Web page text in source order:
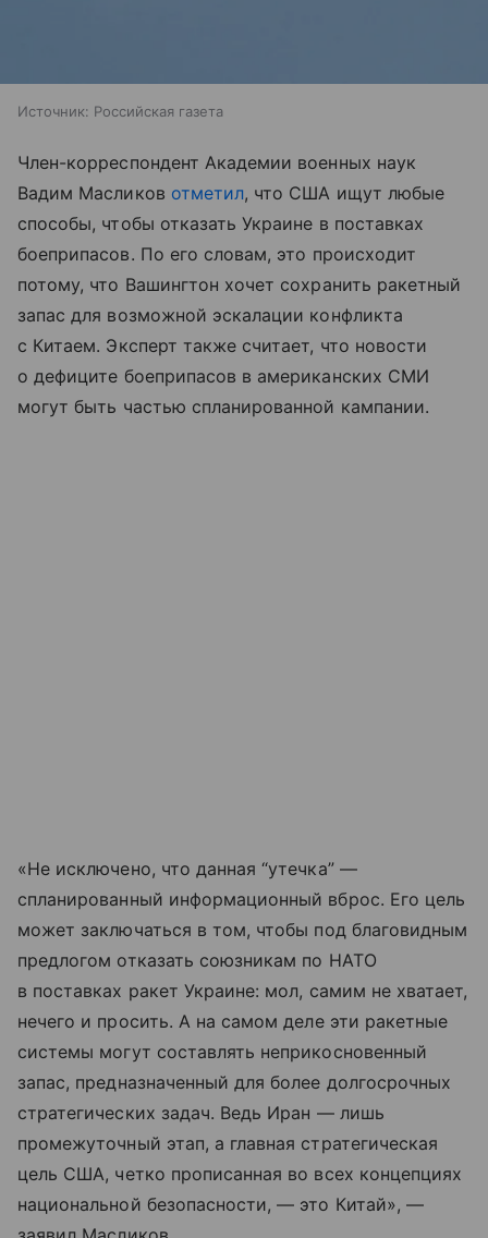
Источник: Российская газета
Член-корреспондент Академии военных наук
Вадим Масликов отметил, что США ищут любые
способы, чтобы отказать Украине в поставках
боеприпасов. По его словам, это происходит
потому, что Вашингтон хочет сохранить ракетный
запас для возможной эскалации конфликта
с Китаем. Эксперт также считает, что новости
о дефиците боеприпасов в американских СМИ
могут быть частью спланированной кампании.
«Не исключено, что данная “утечка” —
спланированный информационный вброс. Его цель
может заключаться в том, чтобы под благовидным
предлогом отказать союзникам по НАТО
в поставках ракет Украине: мол, самим не хватает,
нечего и просить. А на самом деле эти ракетные
системы могут составлять неприкосновенный
запас, предназначенный для более долгосрочных
стратегических задач. Ведь Иран — лишь
промежуточный этап, а главная стратегическая
цель США, четко прописанная во всех концепциях
национальной безопасности, — это Китай», —